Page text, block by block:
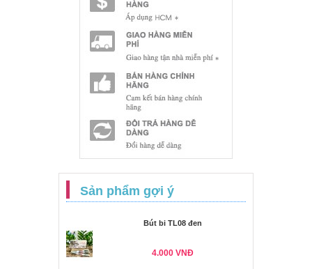
Sản phẩm gợi ý
Bút bi TL08 đen
4.000 VNĐ